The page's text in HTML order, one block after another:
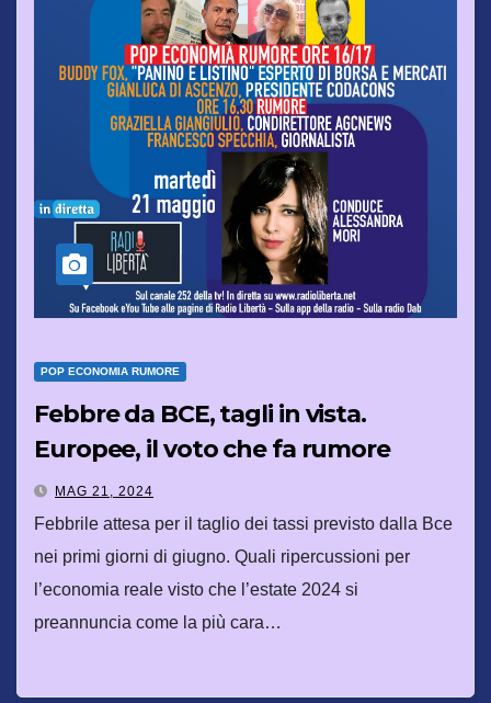
POP ECONOMIA RUMORE
Febbre da BCE, tagli in vista.
Europee, il voto che fa rumore
MAG 21, 2024
Febbrile attesa per il taglio dei tassi previsto dalla Bce
nei primi giorni di giugno. Quali ripercussioni per
l’economia reale visto che l’estate 2024 si
preannuncia come la più cara…